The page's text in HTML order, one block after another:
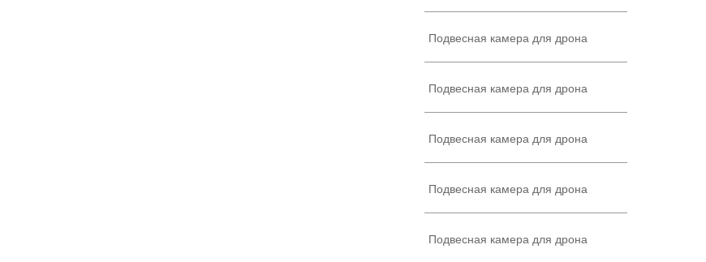
Подвесная камера для дрона
Подвесная камера для дрона
Подвесная камера для дрона
Подвесная камера для дрона
Подвесная камера для дрона